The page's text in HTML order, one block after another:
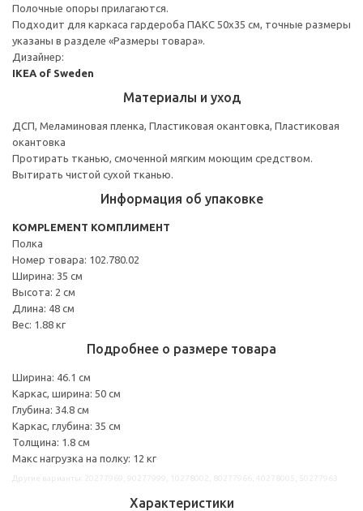
Полочные опоры прилагаются.
Подходит для каркаса гардероба ПАКС 50x35 см, точные размеры
указаны в разделе «Размеры товара».
Дизайнер:
IKEA of Sweden
Материалы и уход
ДСП, Меламиновая пленка, Пластиковая окантовка, Пластиковая
окантовка
Протирать тканью, смоченной мягким моющим средством.
Вытирать чистой сухой тканью.
Информация об упаковке
KOMPLEMENT КОМПЛИМЕНТ
Полка
Номер товара: 102.780.02
Ширина: 35 см
Высота: 2 см
Длина: 48 см
Вес: 1.88 кг
Подробнее о размере товара
Ширина: 46.1 см
Каркас, ширина: 50 см
Глубина: 34.8 см
Каркас, глубина: 35 см
Толщина: 1.8 см
Макс нагрузка на полку: 12 кг
Характеристики